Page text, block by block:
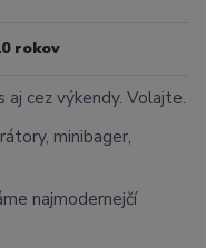
rokov
cez výkendy. Volajte.
minibager,
najmodernejčí